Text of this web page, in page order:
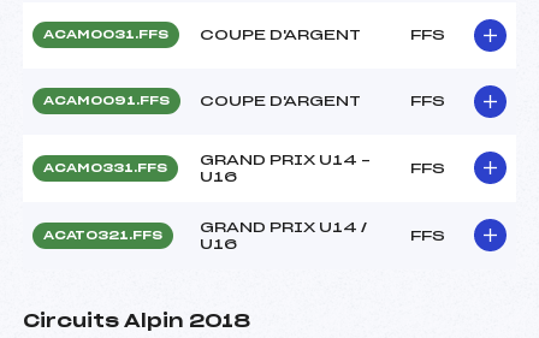
ACAM0031.FFS COUPE D'ARGENT FFS
ACAM0091.FFS COUPE D'ARGENT FFS
ACAM0331.FFS
GRAND PRIX U14 –
U16
FFS
ACAT0321.FFS
GRAND PRIX U14 /
U16
FFS
Circuits Alpin 2018